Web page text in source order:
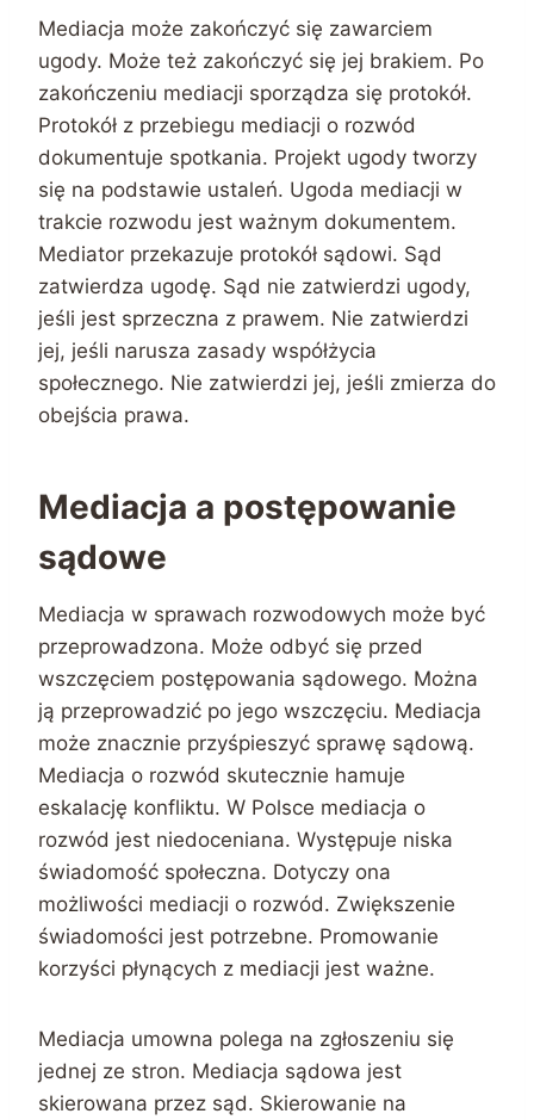
Mediacja może zakończyć się zawarciem
ugody. Może też zakończyć się jej brakiem. Po
zakończeniu mediacji sporządza się protokół.
Protokół z przebiegu mediacji o rozwód
dokumentuje spotkania. Projekt ugody tworzy
się na podstawie ustaleń. Ugoda mediacji w
trakcie rozwodu jest ważnym dokumentem.
Mediator przekazuje protokół sądowi. Sąd
zatwierdza ugodę. Sąd nie zatwierdzi ugody,
jeśli jest sprzeczna z prawem. Nie zatwierdzi
jej, jeśli narusza zasady współżycia
społecznego. Nie zatwierdzi jej, jeśli zmierza do
obejścia prawa.
Mediacja a postępowanie
sądowe
Mediacja w sprawach rozwodowych może być
przeprowadzona. Może odbyć się przed
wszczęciem postępowania sądowego. Można
ją przeprowadzić po jego wszczęciu. Mediacja
może znacznie przyśpieszyć sprawę sądową.
Mediacja o rozwód skutecznie hamuje
eskalację konfliktu. W Polsce mediacja o
rozwód jest niedoceniana. Występuje niska
świadomość społeczna. Dotyczy ona
możliwości mediacji o rozwód. Zwiększenie
świadomości jest potrzebne. Promowanie
korzyści płynących z mediacji jest ważne.
Mediacja umowna polega na zgłoszeniu się
jednej ze stron. Mediacja sądowa jest
skierowana przez sąd. Skierowanie na